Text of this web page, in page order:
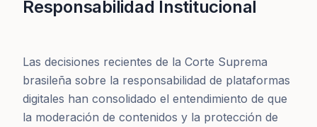
Responsabilidad Institucional
Las decisiones recientes de la Corte Suprema
brasileña sobre la responsabilidad de plataformas
digitales han consolidado el entendimiento de que
la moderación de contenidos y la protección de